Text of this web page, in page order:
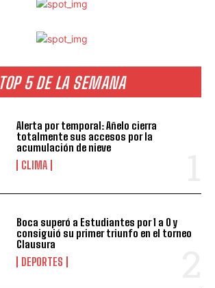
TOP 5 DE LA SEMANA
Alerta por temporal: Añelo cierra
totalmente sus accesos por la
acumulación de nieve
CLIMA
Boca superó a Estudiantes por 1 a 0 y
consiguió su primer triunfo en el torneo
Clausura
DEPORTES